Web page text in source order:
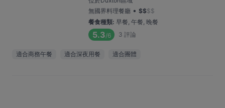
無國界料理餐廳 • $$$$
餐食種類: 早餐, 午餐, 晚餐
5.3/6 3 評論
適合商務午餐 適合深夜用餐 適合團體